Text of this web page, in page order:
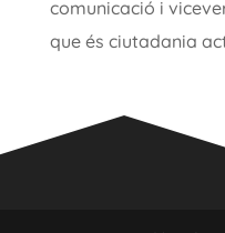
comunicació i
que és ciutadania